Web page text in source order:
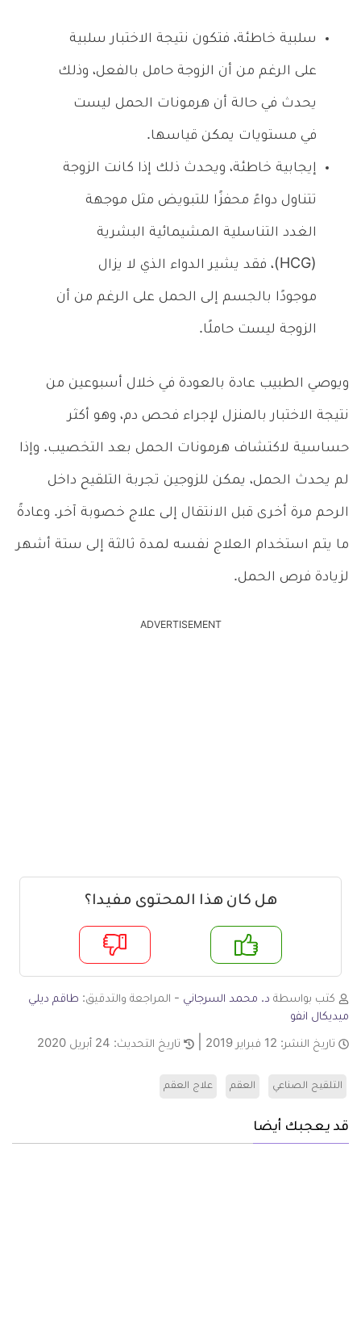
سلبية خاطئة، فتكون نتيجة الاختبار سلبية
على الرغم من أن الزوجة حامل بالفعل، وذلك
يحدث في حالة أن هرمونات الحمل ليست
في مستويات يمكن قياسها.
إيجابية خاطئة، ويحدث ذلك إذا كانت الزوجة
تتناول دواءً محفزًا للتبويض مثل موجهة
الغدد التناسلية المشيمائية البشرية
(HCG)، فقد يشير الدواء الذي لا يزال
موجودًا بالجسم إلى الحمل على الرغم من أن
الزوجة ليست حاملًا.
ويوصي الطبيب عادة بالعودة في خلال أسبوعين من
نتيجة الاختبار بالمنزل لإجراء فحص دم، وهو أكثر
حساسية لاكتشاف هرمونات الحمل بعد التخصيب. وإذا
لم يحدث الحمل، يمكن للزوجين تجربة التلقيح داخل
الرحم مرة أخرى قبل الانتقال إلى علاج خصوبة آخر. وعادةً
ما يتم استخدام العلاج نفسه لمدة ثالثة إلى ستة أشهر
لزيادة فرص الحمل.
ADVERTISEMENT
هل كان هذا المحتوى مفيدا؟
لا
كتب بواسطة د. محمد السرجاني - المراجعة والتدقيق: طاقم ديلي
ميديكال انفو
تاريخ النشر: 12 فبراير 2019 تاريخ التحديث: 24 أبريل 2020
التلقيح الصناعي العقم علاج العقم
قد يعجبك أيضا